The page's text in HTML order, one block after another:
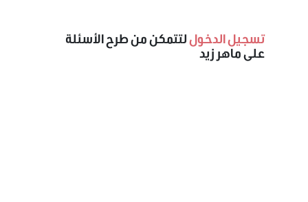
تسجيل الدخوللتتمكن من طرح الأسئلة
على ماهر زيد